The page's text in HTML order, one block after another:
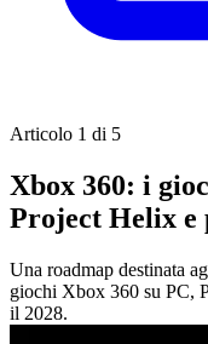
Articolo 1 di 5
Xbox 360: i
Project Helix e
Una roadmap destinata
giochi Xbox 360 su PC,
il 2028.